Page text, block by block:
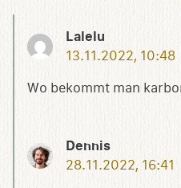
Lalelu
13.11.2022, 10:48
Wo bekommt man
Dennis
28.11.2022, 16:41